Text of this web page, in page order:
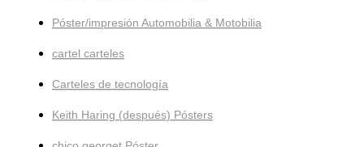
Póster/impresión Automobilia & Motobilia
cartel carteles
Carteles de tecnología
Keith Haring (después) Pósters